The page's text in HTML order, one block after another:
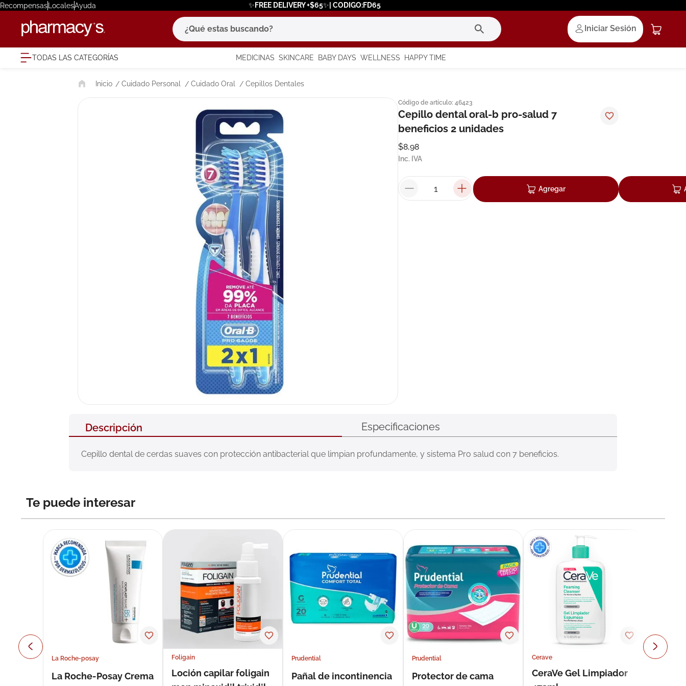
RecompensasLocalesAyuda ✨FREE DELIVERY +$65✨| CODIGO:FD65
¿Qué estas buscando?
Iniciar Sesión
TODAS LAS CATEGORÍAS MEDICINAS SKINCARE BABY DAYS WELLNESS HAPPY TIME
Cuidado Personal Cuidado Oral Cepillos Dentales
Código de artículo: 46423
Cepillo dental oral-b pro-salud 7
beneficios 2 unidades
$8,98
Inc. IVA
Agregar
Descripción Especificaciones
Cepillo dental de cerdas suaves con protección antibacterial que limpian profundamente, y sistema Pro salud con 7 beneficios.
Te puede interesar
La Roche-posay
La Roche-Posay Crema
Foligain
Loción capilar foligain
Prudential
Pañal de incontinencia
Prudential
Protector de cama
Cerave
CeraVe Gel Limpiador
términos más buscados
1. eucerin
3. pilexil
bioderma
5. cerave
6. degraler
isdin
. roche posay
. pañales
nivea